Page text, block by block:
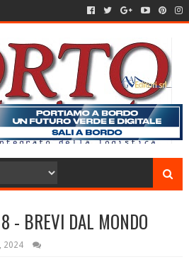
- BREVI DAL MONDO
2024